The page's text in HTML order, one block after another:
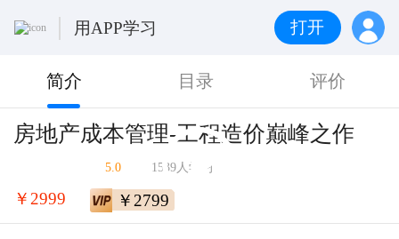
用APP学习 打开
简介 目录 评价
房地产成本管理-工程造价巅峰之作
5.0 1539人学习
￥2999 ￥2799